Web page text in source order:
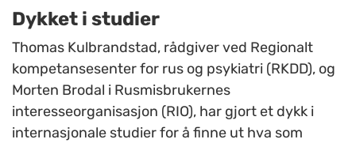
Dykket i studier
Thomas Kulbrandstad, rådgiver ved Regionalt
kompetansesenter for rus og psykiatri (RKDD), og
Morten Brodal i Rusmisbrukernes
interesseorganisasjon (RIO), har gjort et dykk i
internasjonale studier for å finne ut hva som